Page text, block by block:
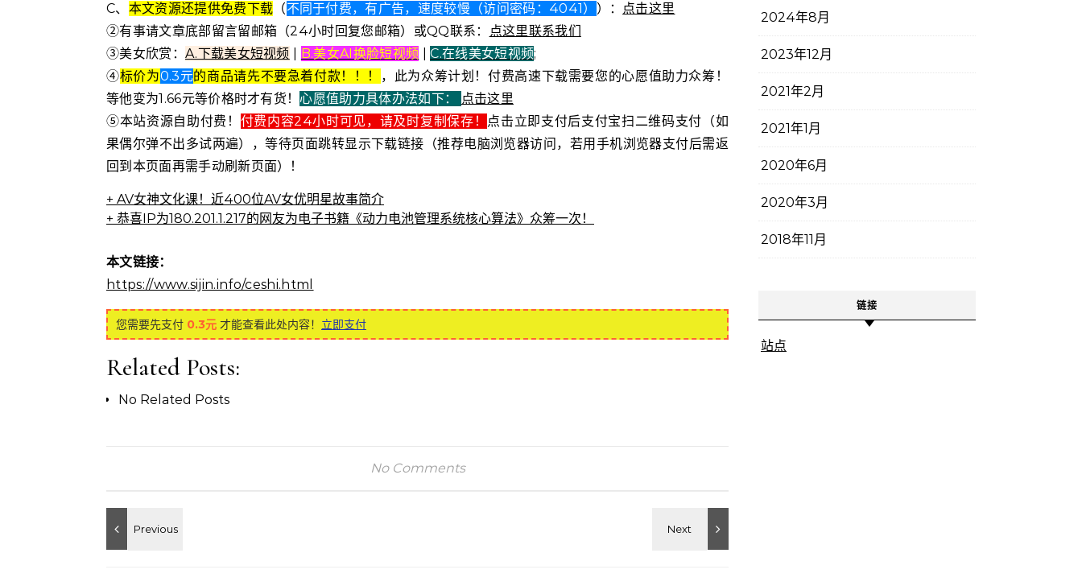
C、 本文资源还提供免费下载 （不同于付费，有广告，速度较慢（访问密码：4041） ）： 点击这里
②有事请文章底部留言留邮箱（24小时回复您邮箱）或QQ联系：
点这里联系我们
③美女欣赏： A.下载美女短视频 B.美女AI换脸短视频 |C.在线美女短视频;
④标价为0.3元的商品请先不要急着付款！！！ ，此为众筹计划！付费高速下载需要您的心愿值助力众筹！
等他变为1.66元等价格时才有货！心愿值助力具体办法如下：
点击这里
⑤本站资源自助付费！ 付费内容24小时可见，请及时复制保存！ 点击立即支付后支付宝扫二维码支付（如
果偶尔弹不出多试两遍），等待页面跳转显示下载链接（推荐电脑浏览器访问，若用手机浏览器支付后需返
回到本页面再需手动刷新页面）！
+ AV女神文化课！近400位AV女优明星故事简介
+ 恭喜IP为180.201.1.217的网友为电子书籍《动力电池管理系统核心算法》众筹一次！
本文链接：
https://www.sijin.info/ceshi.html
您需要先支付 0.3元 才能查看此处内容！ 立即支付
Related Posts:
No Related Posts
No Comments
2024年8月
2023年12月
2021年2月
2021年1月
2020年6月
2020年3月
2018年11月
链接
站点